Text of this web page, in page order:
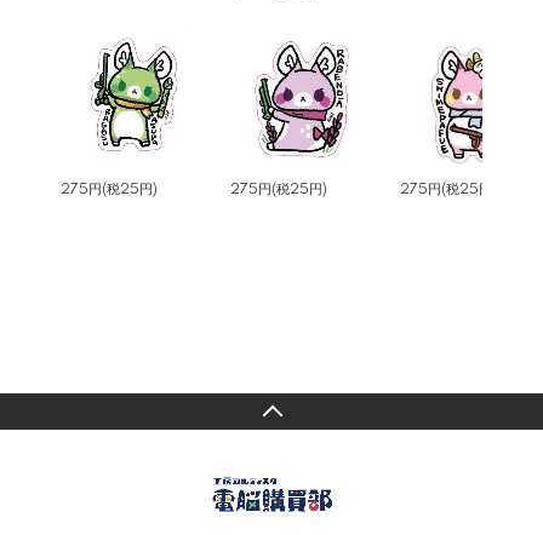
275円(税25円) 275円(税25円) 275円(税25円)